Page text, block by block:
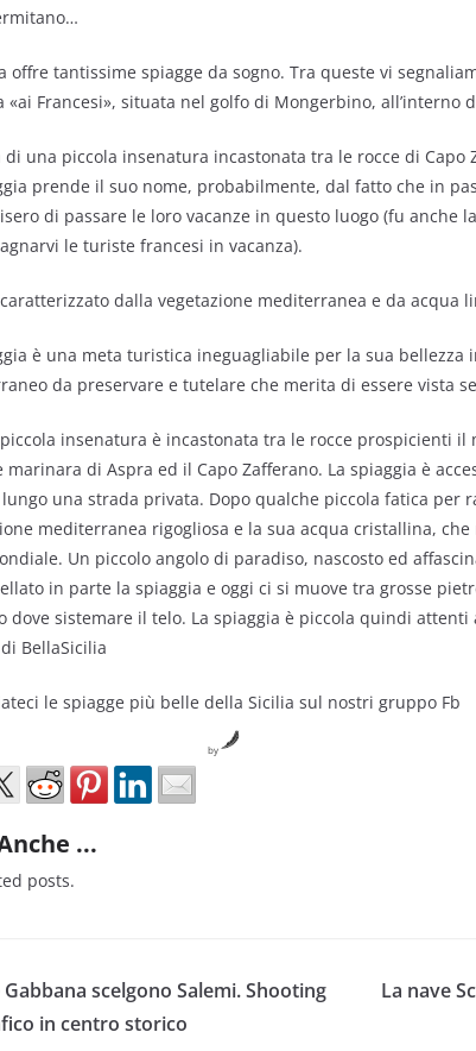
offre tantissime spiagge da sogno. Tra queste vi
«ai Francesi», situata nel golfo di Mongerbino, all’interno
di una piccola insenatura incastonata tra le rocce di Capo
prende il suo nome, probabilmente, dal fatto che in
di passare le loro vacanze in questo luogo (fu anche
le turiste francesi in vacanza).
dalla vegetazione mediterranea e da acqua
è una meta turistica ineguagliabile per la sua bellezza
da preservare e tutelare che merita di essere vista
insenatura è incastonata tra le rocce prospicienti
marinara di Aspra ed il Capo Zafferano. La spiaggia è
lungo una strada privata. Dopo qualche piccola fatica per
mediterranea rigogliosa e la sua acqua cristallina,
Un piccolo angolo di paradiso, nascosto ed
in parte la spiaggia e oggi ci si muove tra grosse
dove sistemare il telo. La spiaggia è piccola quindi
BellaSicilia
le spiagge più belle della Sicilia sul nostri gruppo Fb
by
...
posts.
Gabbana scelgono Salemi. Shooting
in centro storico
La nave